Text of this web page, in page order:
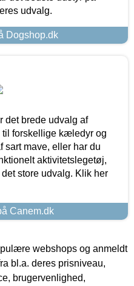
udvalg.
Dogshop.dk
det brede udvalg af
til forskellige kæledyr og
sart mave, eller har du
aktivitetslegetøj,
store udvalg. Klik her
Canem.dk
webshops og anmeldt
bl.a. deres prisniveau,
brugervenlighed,